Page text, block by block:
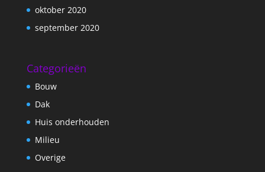
oktober 2020
september 2020
Categorieën
Bouw
Dak
Huis onderhouden
Milieu
Overige